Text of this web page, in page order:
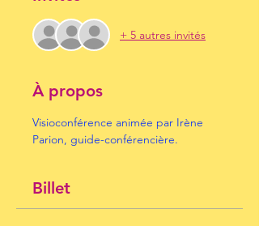
+ 5 autres invités
À propos
Visioconférence animée par Irène
Parion, guide-conférencière.
Billet